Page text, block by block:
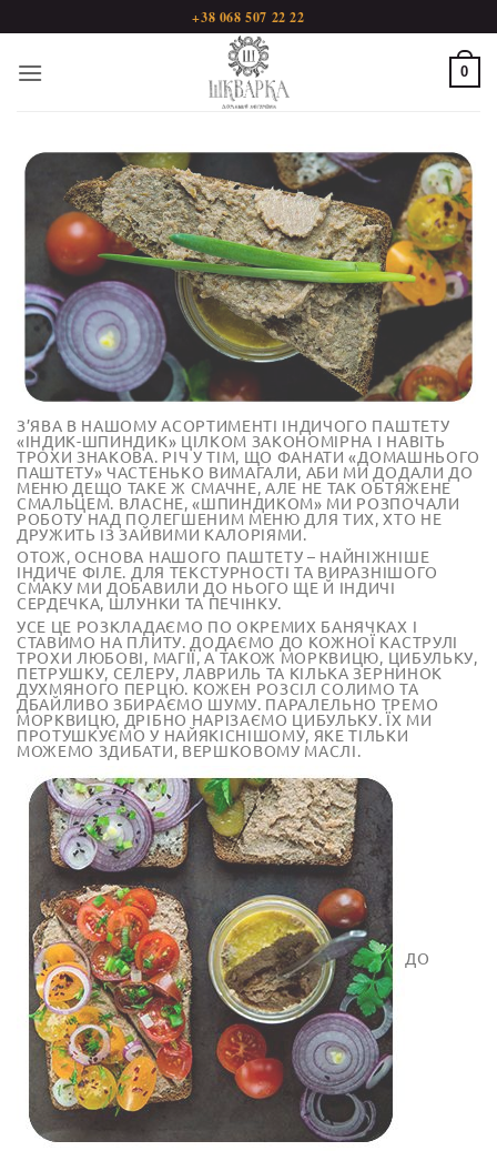
+38 068 507 22 22
0
З’ЯВА В НАШОМУ АСОРТИМЕНТІ ІНДИЧОГО ПАШТЕТУ
«ІНДИК-ШПИНДИК» ЦІЛКОМ ЗАКОНОМІРНА І НАВІТЬ
ТРОХИ ЗНАКОВА. РІЧ У ТІМ, ЩО ФАНАТИ «ДОМАШНЬОГО
ПАШТЕТУ» ЧАСТЕНЬКО ВИМАГАЛИ, АБИ МИ ДОДАЛИ ДО
МЕНЮ ДЕЩО ТАКЕ Ж СМАЧНЕ, АЛЕ НЕ ТАК ОБТЯЖЕНЕ
СМАЛЬЦЕМ. ВЛАСНЕ, «ШПИНДИКОМ» МИ РОЗПОЧАЛИ
РОБОТУ НАД ПОЛЕГШЕНИМ МЕНЮ ДЛЯ ТИХ, ХТО НЕ
ДРУЖИТЬ ІЗ ЗАЙВИМИ КАЛОРІЯМИ.
ОТОЖ, ОСНОВА НАШОГО ПАШТЕТУ – НАЙНІЖНІШЕ
ІНДИЧЕ ФІЛЕ. ДЛЯ ТЕКСТУРНОСТІ ТА ВИРАЗНІШОГО
СМАКУ МИ ДОБАВИЛИ ДО НЬОГО ЩЕ Й ІНДИЧІ
СЕРДЕЧКА, ШЛУНКИ ТА ПЕЧІНКУ.
УСЕ ЦЕ РОЗКЛАДАЄМО ПО ОКРЕМИХ БАНЯЧКАХ І
СТАВИМО НА ПЛИТУ. ДОДАЄМО ДО КОЖНОЇ КАСТРУЛІ
ТРОХИ ЛЮБОВІ, МАГІЇ, А ТАКОЖ МОРКВИЦЮ, ЦИБУЛЬКУ,
ПЕТРУШКУ, СЕЛЕРУ, ЛАВРИЛЬ ТА КІЛЬКА ЗЕРНИНОК
ДУХМЯНОГО ПЕРЦЮ. КОЖЕН РОЗСІЛ СОЛИМО ТА
ДБАЙЛИВО ЗБИРАЄМО ШУМУ. ПАРАЛЕЛЬНО ТРЕМО
МОРКВИЦЮ, ДРІБНО НАРІЗАЄМО ЦИБУЛЬКУ. ЇХ МИ
ПРОТУШКУЄМО У НАЙЯКІСНІШОМУ, ЯКЕ ТІЛЬКИ
МОЖЕМО ЗДИБАТИ, ВЕРШКОВОМУ МАСЛІ.
ДО